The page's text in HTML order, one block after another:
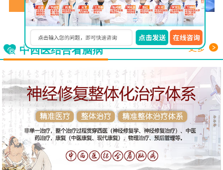
查看更多
中西医结合看脑病 更多